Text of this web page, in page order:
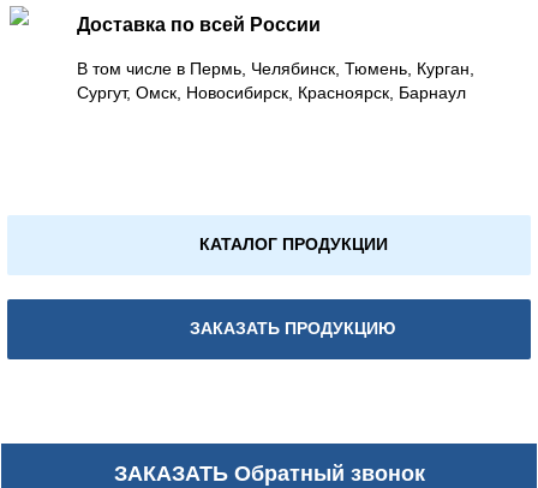
Доставка по всей России
В том числе в Пермь, Челябинск, Тюмень, Курган,
Сургут, Омск, Новосибирск, Красноярск, Барнаул
КАТАЛОГ ПРОДУКЦИИ
ЗАКАЗАТЬ ПРОДУКЦИЮ
ЗАКАЗАТЬОбратный звонок